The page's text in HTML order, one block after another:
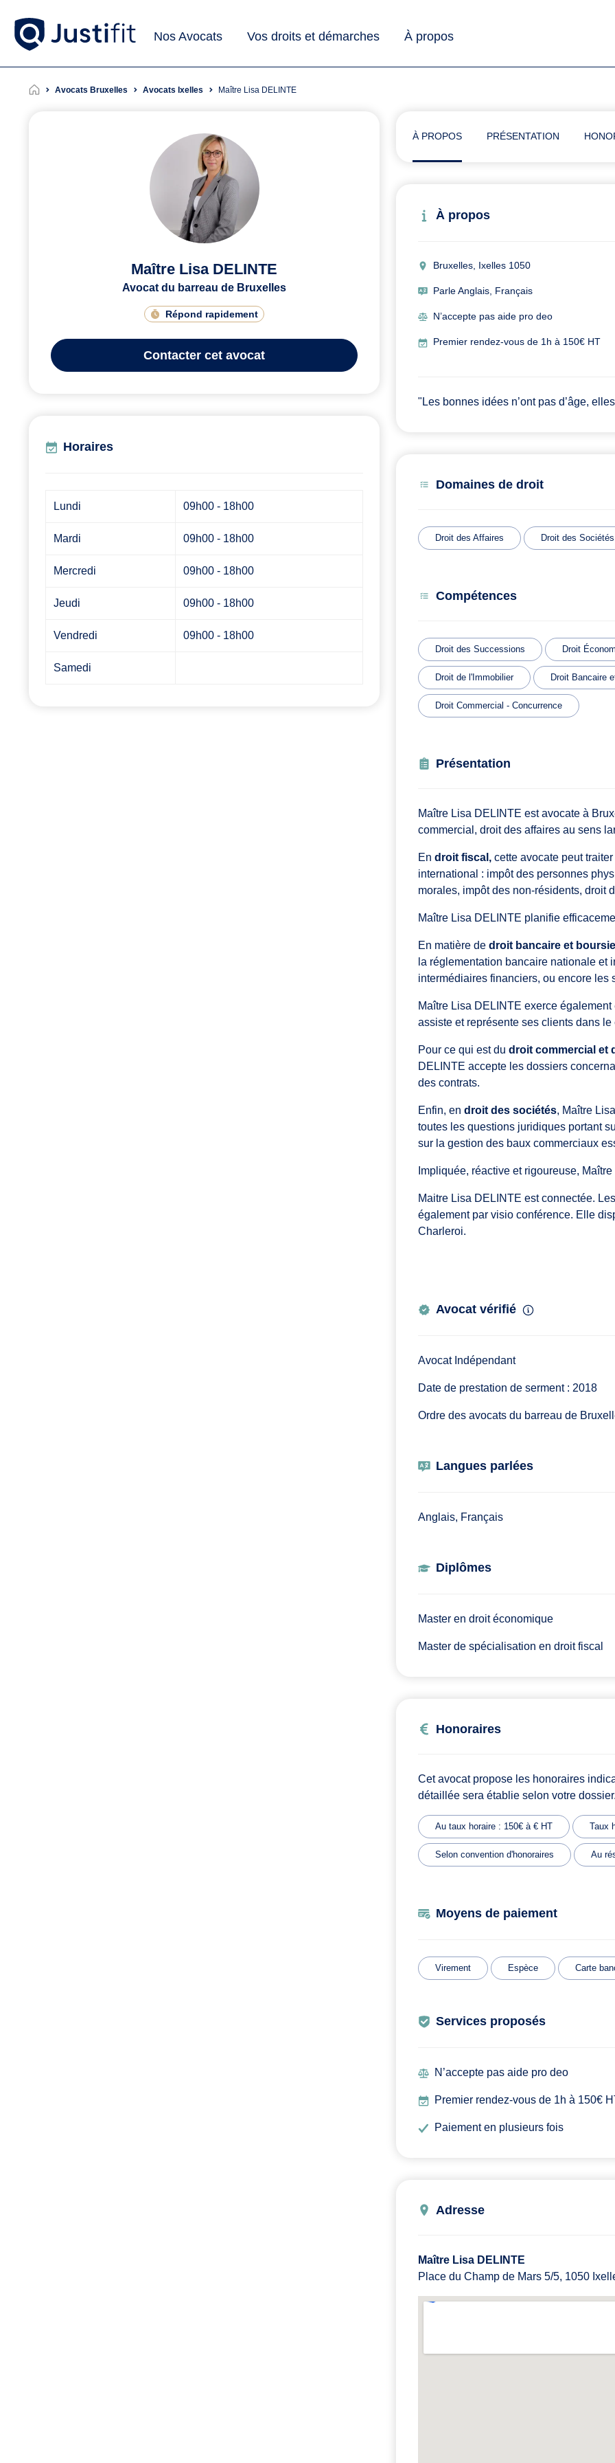
Nos Avocats Vos droits et démarches À propos
Avocats Bruxelles Avocats Ixelles Maître Lisa DELINTE
Maître Lisa DELINTE
Avocat du barreau de Bruxelles
Répond rapidement
Contacter cet avocat
Horaires
Lundi 09h00 - 18h00
Mardi 09h00 - 18h00
Mercredi 09h00 - 18h00
Jeudi 09h00 - 18h00
Vendredi 09h00 - 18h00
Samedi
À PROPOS PRÉSENTATION
À propos
Bruxelles, Ixelles 1050
Parle Anglais, Français
N’accepte pas aide pro deo
Premier rendez-vous de 1h à 150€ HT
"Les bonnes idées n’ont pas d’âge,
Domaines de droit
Droit des Affaires Droit des Sociétés
Compétences
Droit des Successions Droit
Droit de l'Immobilier Droit Bancaire
Droit Commercial - Concurrence
Présentation
Maître Lisa DELINTE est avocate à
commercial, droit des affaires au sens
En droit fiscal, cette avocate peut
international : impôt des personnes
morales, impôt des non-résidents, droit
Maître Lisa DELINTE planifie
En matière de droit bancaire et
la réglementation bancaire nationale
intermédiaires financiers, ou encore
Maître Lisa DELINTE exerce
assiste et représente ses clients dans
Pour ce qui est du droit commercial et
DELINTE accepte les dossiers
des contrats.
Enfin, en droit des sociétés, Maître
toutes les questions juridiques portant
sur la gestion des baux commerciaux
Impliquée, réactive et rigoureuse,
Maitre Lisa DELINTE est connectée.
également par visio conférence. Elle
Charleroi.
Avocat vérifié
Avocat Indépendant
Date de prestation de serment : 2018
Ordre des avocats du barreau de
Langues parlées
Anglais, Français
Diplômes
Master en droit économique
Master de spécialisation en droit fiscal
Honoraires
Cet avocat propose les honoraires
détaillée sera établie selon votre
Au taux horaire : 150€ à € HT Taux
Selon convention d'honoraires Au
Moyens de paiement
Virement Espèce Carte
Services proposés
N’accepte pas aide pro deo
Premier rendez-vous de 1h à 150€
Paiement en plusieurs fois
Adresse
Maître Lisa DELINTE
Place du Champ de Mars 5/5, 1050